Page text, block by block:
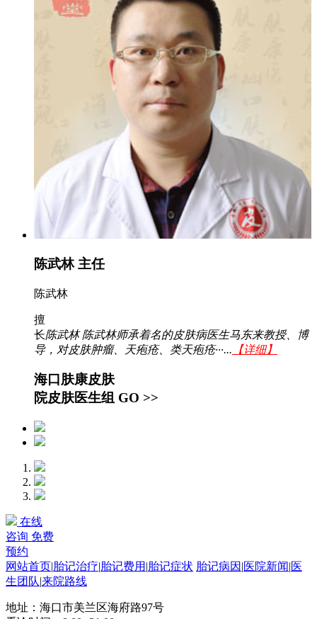
陈武林 主任
陈武林
擅
长陈武林 陈武林师承着名的皮肤病医生马东来教授、博
导，对皮肤肿瘤、天疱疮、类天疱疮···... 【详细】
海口肤康皮肤
院皮肤医生组 GO >>
在线
咨询 免费
预约
网站首页|胎记治疗|胎记费用 |胎记症状 胎记病因 |医院新闻|医
生团队|来院路线
地址：海口市美兰区海府路97号